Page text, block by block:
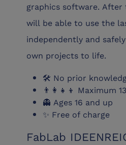
graphics software. After
will be able to use the
independently and
own projects to life.
🛠️ No prior
👨‍👩‍👧‍👦 Maximum
👻 Ages 16 and up
✨ Free of charge
FabLab